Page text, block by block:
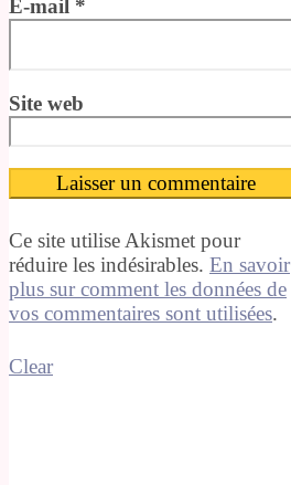
E-mail *
Site web
Ce site utilise Akismet pour
réduire les indésirables. En savoir
plus sur comment les données de
vos commentaires sont utilisées.
Clear